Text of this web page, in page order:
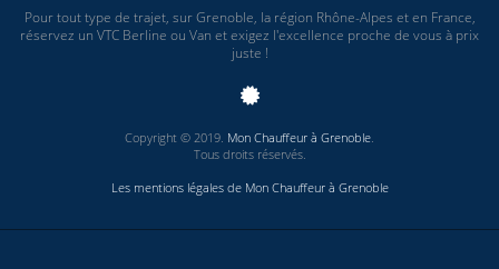
Pour tout type de trajet, sur Grenoble, la région Rhône-Alpes et en France,
réservez un VTC Berline ou Van et exigez l'excellence proche de vous à prix
juste !
Copyright © 2019. Mon Chauffeur à Grenoble.
Tous droits réservés.
Les mentions légales de Mon Chauffeur à Grenoble